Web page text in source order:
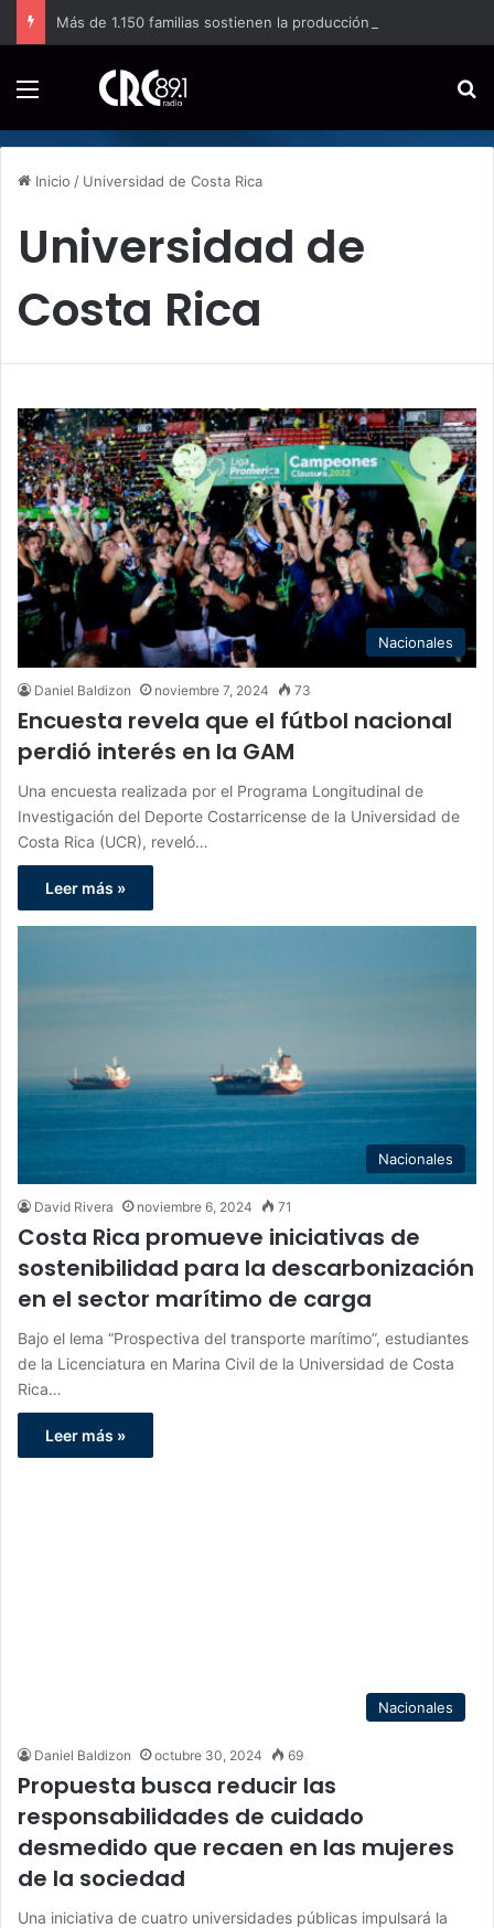
Inicio / Universidad de Costa Rica
Universidad de
Costa Rica
Nacionales
Daniel Baldizon noviembre 7, 2024 73
Encuesta revela que el fútbol nacional
perdió interés en la GAM
Una encuesta realizada por el Programa Longitudinal de
Investigación del Deporte Costarricense de la Universidad de
Costa Rica (UCR), reveló…
Leer más »
Nacionales
David Rivera noviembre 6, 2024 71
Costa Rica promueve iniciativas de
sostenibilidad para la descarbonización
en el sector marítimo de carga
Bajo el lema “Prospectiva del transporte marítimo”, estudiantes
de la Licenciatura en Marina Civil de la Universidad de Costa
Rica…
Leer más »
Nacionales
Daniel Baldizon octubre 30, 2024 69
Propuesta busca reducir las
responsabilidades de cuidado
desmedido que recaen en las mujeres
de la sociedad
Una iniciativa de cuatro universidades públicas impulsará la